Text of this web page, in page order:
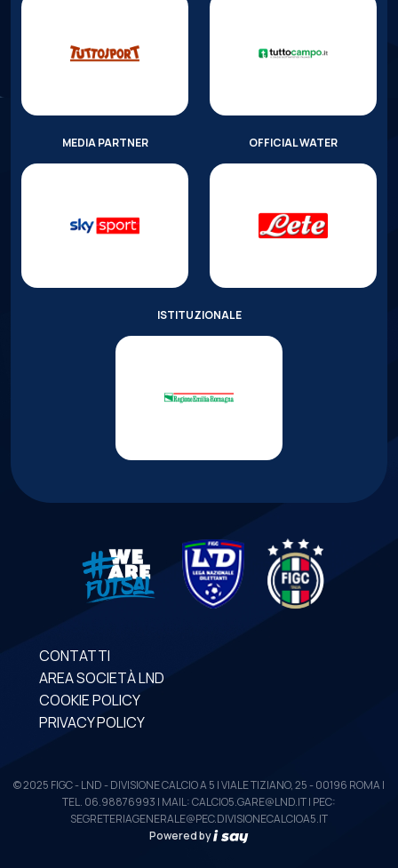
MEDIA PARTNER OFFICIAL WATER
ISTITUZIONALE
CONTATTI
AREA SOCIETÀ LND
COOKIE POLICY
PRIVACY POLICY
© 2025 FIGC - LND - DIVISIONE CALCIO A 5 | VIALE TIZIANO, 25 - 00196 ROMA |
TEL. 06.98876993 | MAIL: CALCIO5.GARE@LND.IT | PEC:
SEGRETERIAGENERALE@PEC.DIVISIONECALCIOA5.IT
Powered by